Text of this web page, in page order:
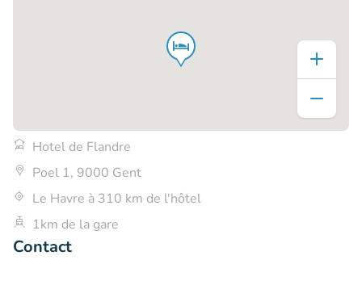
Hotel de Flandre
Poel 1, 9000 Gent
Le Havre à 310 km de l'hôtel
1km de la gare
Contact